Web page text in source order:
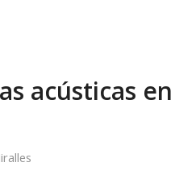
acústicas en